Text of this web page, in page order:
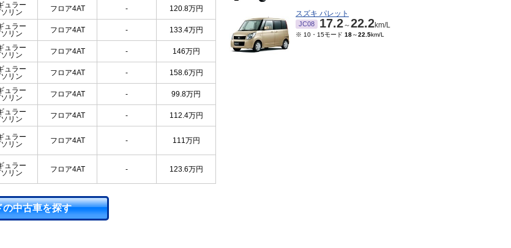
ュラー
リン
フロア4AT - 120.8万円
ュラー
リン
フロア4AT - 133.4万円
ュラー
リン
フロア4AT - 146万円
ュラー
リン
フロア4AT - 158.6万円
ュラー
リン
フロア4AT - 99.8万円
ュラー
リン
フロア4AT - 112.4万円
ュラー
リン
フロア4AT - 111万円
ュラー
リン
フロア4AT - 123.6万円
の中古車を探す
スズキ パレット
JC08 17.2～22.2km/L
※ 10・15モード 18～22.5km/L